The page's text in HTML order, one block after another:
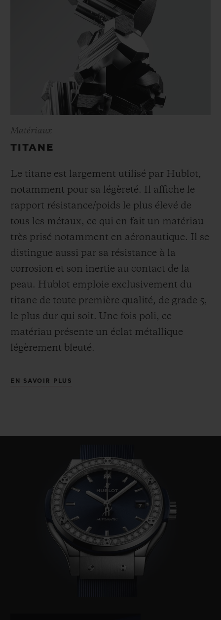
Matériaux
TITANE
Le titane est largement utilisé par Hublot,
notamment pour sa légèreté. Il affiche le
rapport résistance/poids le plus élevé de
tous les métaux, ce qui en fait un matériau
très prisé notamment en aéronautique. Il se
distingue aussi par sa résistance à la
corrosion et son inertie au contact de la
peau. Hublot emploie exclusivement du
titane de toute première qualité, de grade 5,
le plus dur qui soit. Une fois poli, ce
matériau présente un éclat métallique
légèrement bleuté.
EN SAVOIR PLUS